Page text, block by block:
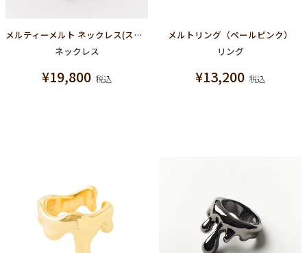
メルティーメルト ネックレス(ストロベリーチョコレート)
ネックレス
¥19,800 税込
メルトリング（ペールピンク）
リング
¥13,200 税込